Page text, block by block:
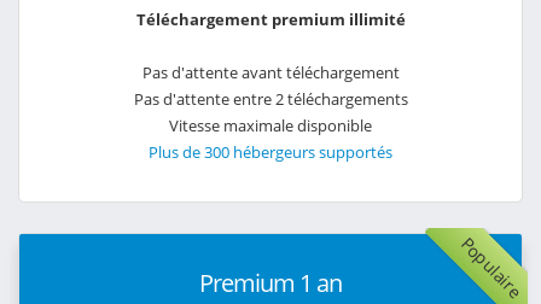
Téléchargement premium illimité
Pas d'attente avant téléchargement
Pas d'attente entre 2 téléchargements
Vitesse maximale disponible
Plus de 300 hébergeurs supportés
Populaire
Premium 1 an